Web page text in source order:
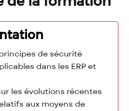
de sécurité
dans les ERP et
les évolutions récentes
aux moyens de